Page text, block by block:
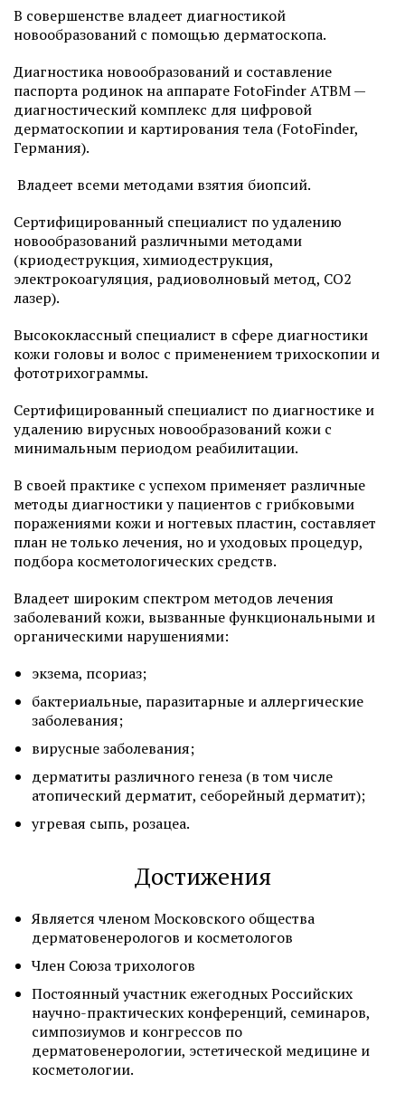
В совершенстве владеет диагностикой
новообразований с помощью дерматоскопа.
Диагностика новообразований и составление
паспорта родинок на аппарате FotoFinder ATBM —
диагностический комплекс для цифровой
дерматоскопии и картирования тела (FotoFinder,
Германия).
Владеет всеми методами взятия биопсий.
Сертифицированный специалист по удалению
новообразований различными методами
(криодеструкция, химиодеструкция,
электрокоагуляция, радиоволновый метод, СО2
лазер).
Высококлассный специалист в сфере диагностики
кожи головы и волос с применением трихоскопии и
фототрихограммы.
Сертифицированный специалист по диагностике и
удалению вирусных новообразований кожи с
минимальным периодом реабилитации.
В своей практике с успехом применяет различные
методы диагностики у пациентов с грибковыми
поражениями кожи и ногтевых пластин, составляет
план не только лечения, но и уходовых процедур,
подбора косметологических средств.
Владеет широким спектром методов лечения
заболеваний кожи, вызванные функциональными и
органическими нарушениями:
экзема, псориаз;
бактериальные, паразитарные и аллергические
заболевания;
вирусные заболевания;
дерматиты различного генеза (в том числе
атопический дерматит, себорейный дерматит);
угревая сыпь, розацеа.
Достижения
Является членом Московского общества
дерматовенерологов и косметологов
Член Союза трихологов
Постоянный участник ежегодных Российских
научно-практических конференций, семинаров,
симпозиумов и конгрессов по
дерматовенерологии, эстетической медицине и
косметологии.